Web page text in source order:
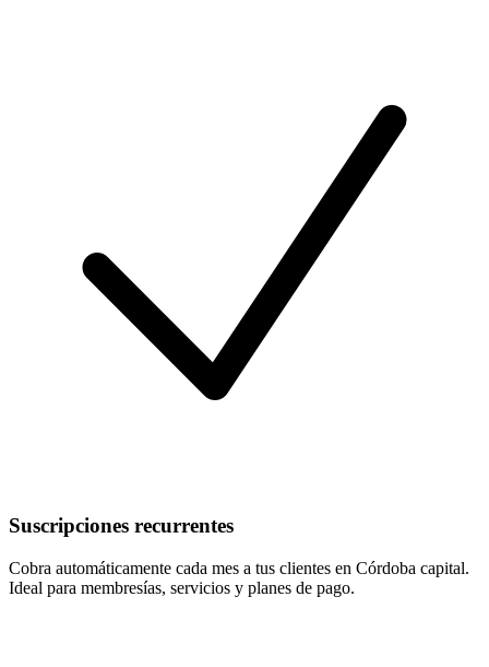
Suscripciones recurrentes
Cobra automáticamente cada mes a tus clientes en Córdoba capital.
Ideal para membresías, servicios y planes de pago.